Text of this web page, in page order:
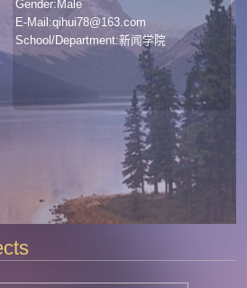
Gender:Male
E-Mail:qihui78@163.com
School/Department:新闻学院